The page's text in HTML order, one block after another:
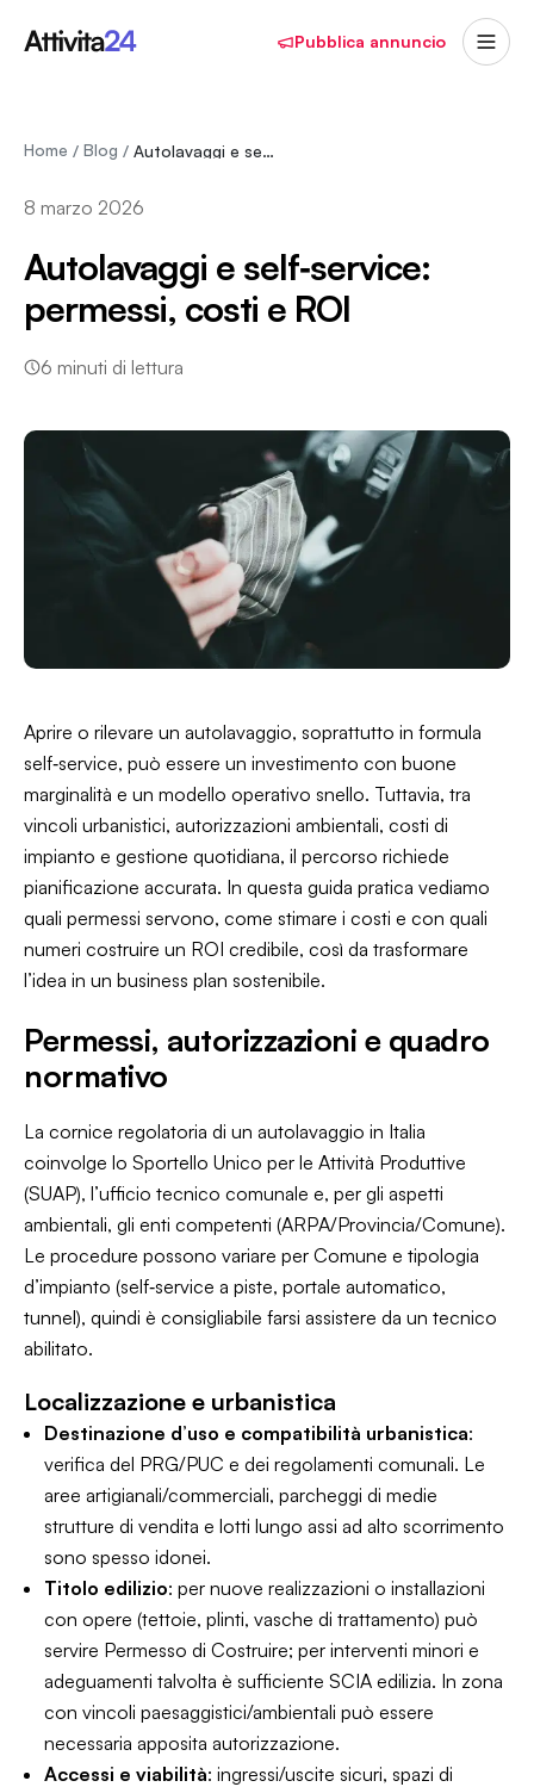
Pubblica annuncio
Home / Blog / Autolavaggi e self‑service: permessi, costi e…
8 marzo 2026
Autolavaggi e self‑service:
permessi, costi e ROI
6 minuti di lettura
Aprire o rilevare un autolavaggio, soprattutto in formula
self‑service, può essere un investimento con buone
marginalità e un modello operativo snello. Tuttavia, tra
vincoli urbanistici, autorizzazioni ambientali, costi di
impianto e gestione quotidiana, il percorso richiede
pianificazione accurata. In questa guida pratica vediamo
quali permessi servono, come stimare i costi e con quali
numeri costruire un ROI credibile, così da trasformare
l’idea in un business plan sostenibile.
Permessi, autorizzazioni e quadro
normativo
La cornice regolatoria di un autolavaggio in Italia
coinvolge lo Sportello Unico per le Attività Produttive
(SUAP), l’ufficio tecnico comunale e, per gli aspetti
ambientali, gli enti competenti (ARPA/Provincia/Comune).
Le procedure possono variare per Comune e tipologia
d’impianto (self‑service a piste, portale automatico,
tunnel), quindi è consigliabile farsi assistere da un tecnico
abilitato.
Localizzazione e urbanistica
Destinazione d’uso e compatibilità urbanistica:
verifica del PRG/PUC e dei regolamenti comunali. Le
aree artigianali/commerciali, parcheggi di medie
strutture di vendita e lotti lungo assi ad alto scorrimento
sono spesso idonei.
Titolo edilizio: per nuove realizzazioni o installazioni
con opere (tettoie, plinti, vasche di trattamento) può
servire Permesso di Costruire; per interventi minori e
adeguamenti talvolta è sufficiente SCIA edilizia. In zona
con vincoli paesaggistici/ambientali può essere
necessaria apposita autorizzazione.
Accessi e viabilità: ingressi/uscite sicuri, spazi di